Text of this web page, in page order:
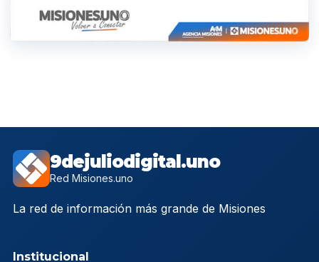
9dejuliodigital.uno
Red Misiones.uno
La red de información más grande de Misiones
Institucional